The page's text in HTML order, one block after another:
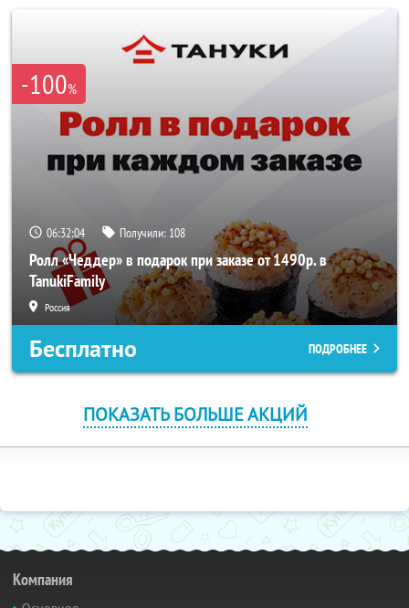
-100%
06:32:03 Получили: 108
Ролл «Чеддер» в подарок при заказе от 1490р. в
TanukiFamily
Россия
Бесплатно ПОДРОБНЕЕ
ПОКАЗАТЬ БОЛЬШЕ АКЦИЙ
Компания